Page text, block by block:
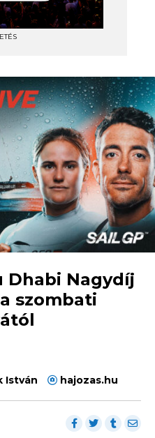
Dhabi Nagydíj
szombati
István hajozas.hu